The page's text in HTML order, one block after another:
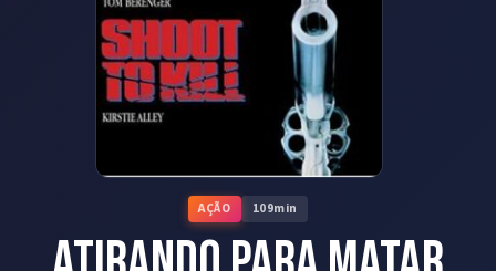
AÇÃO 109min